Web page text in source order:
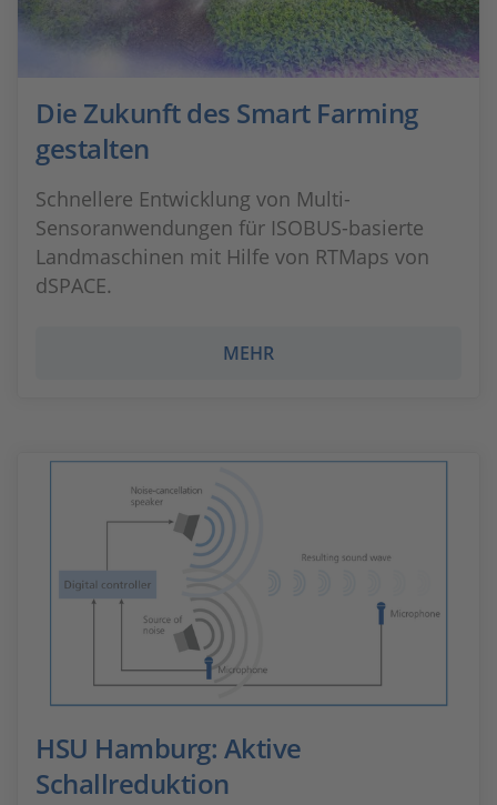
Die Zukunft des Smart Farming
gestalten
Schnellere Entwicklung von Multi-
Sensoranwendungen für ISOBUS-basierte
Landmaschinen mit Hilfe von RTMaps von
dSPACE.
MEHR
HSU Hamburg: Aktive
Schallreduktion